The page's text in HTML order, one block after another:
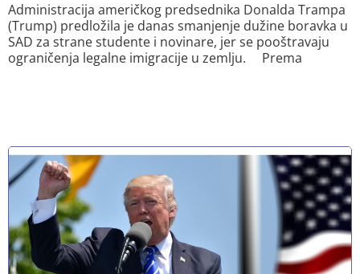
Administracija američkog predsednika Donalda Trampa
(Trump) predložila je danas smanjenje dužine boravka u
SAD za strane studente i novinare, jer se pooštravaju
ograničenja legalne imigracije u zemlju. Prema